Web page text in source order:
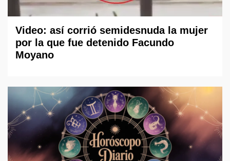
Video: así corrió semidesnuda la mujer
por la que fue detenido Facundo
Moyano